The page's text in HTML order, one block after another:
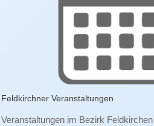
Feldkirchner Veranstaltungen
Veranstaltungen im Bezirk Feldkirchen